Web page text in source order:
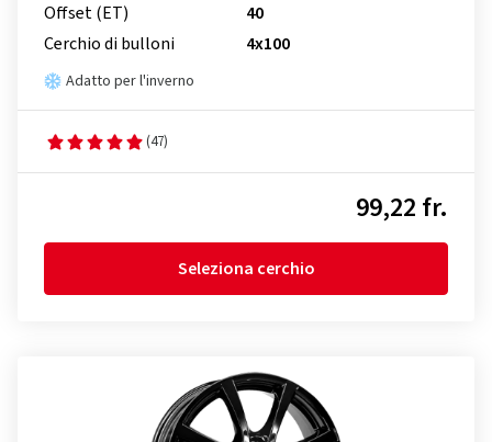
Offset (ET)
40
Cerchio di bulloni
4x100
Adatto per l'inverno
(47)
99,22 fr.
Seleziona cerchio